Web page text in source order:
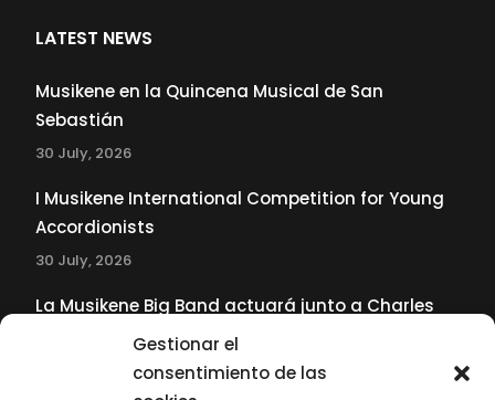
Gestionar el
consentimiento de las
LATEST NEWS
Musikene en la Quincena Musical de San
Sebastián
30 July, 2026
I Musikene International Competition for Young
Accordionists
30 July, 2026
La Musikene Big Band actuará junto a Charles
Tolliver en el 61 Jazzaldia